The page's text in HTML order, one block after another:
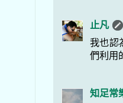
止凡
我也認
們利用
知足常